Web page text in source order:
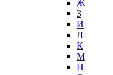
Ж
З
И
Л
К
М
Н